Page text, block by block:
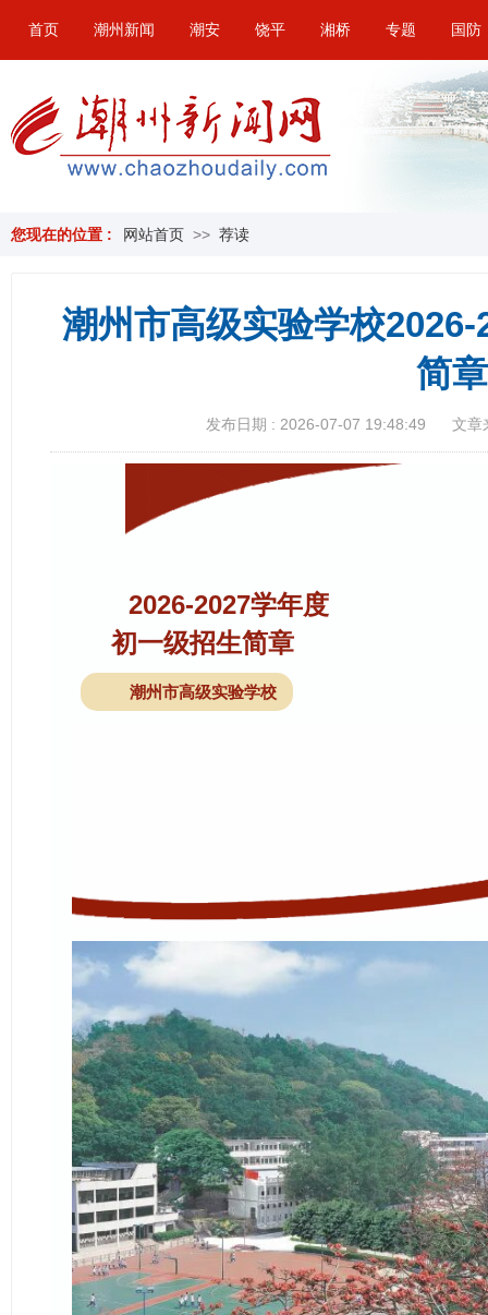
首页 潮州新闻 潮安 饶平 湘桥 专题 国防
您现在的位置 : 网站首页 >> 荐读
潮州市高级实验学校
简章
发布日期 : 2026-07-07 19:48:49 文章
2026-2027学年度
初一级招生简章
潮州市高级实验学校